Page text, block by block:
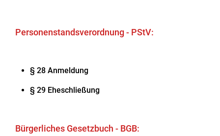
Personenstandsverordnung - PStV:
§ 28 Anmeldung
§ 29 Eheschließung
Bürgerliches Gesetzbuch - BGB: